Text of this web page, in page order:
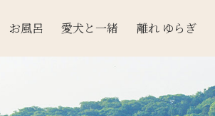
お風呂 愛犬と一緒 離れ ゆらぎ